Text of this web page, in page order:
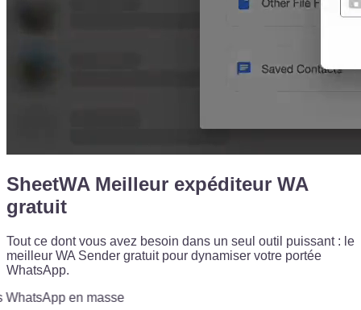
SheetWA Meilleur expéditeur WA
gratuit
Tout ce dont vous avez besoin dans un seul outil puissant : le
meilleur WA Sender gratuit pour dynamiser votre portée
WhatsApp.
en masse